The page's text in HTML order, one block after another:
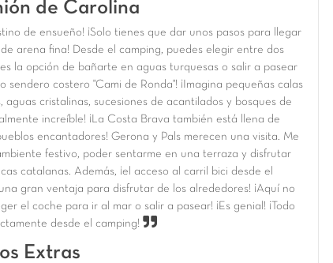
de Carolina
de ensueño! ¡Solo tienes que dar unos pasos para llegar
arena fina! Desde el camping, puedes elegir entre dos
la opción de bañarte en aguas turquesas o salir a pasear
sendero costero "Cami de Ronda"! ¡Imagina pequeñas calas
aguas cristalinas, sucesiones de acantilados y bosques de
increíble! ¡La Costa Brava también está llena de
encantadores! Gerona y Pals merecen una visita. Me
festivo, poder sentarme en una terraza y disfrutar
catalanas. Además, ¡el acceso al carril bici desde el
gran ventaja para disfrutar de los alrededores! ¡Aquí no
el coche para ir al mar o salir a pasear! ¡Es genial! ¡Todo
desde el camping!
Extras